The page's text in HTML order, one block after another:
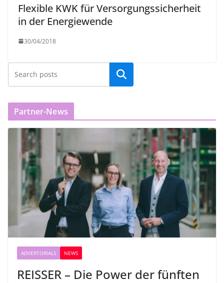
Flexible KWK für Versorgungssicherheit
in der Energiewende
30/04/2018
Partner-News
ADVERTORIALS NEWS
REISSER – Die Power der fünften